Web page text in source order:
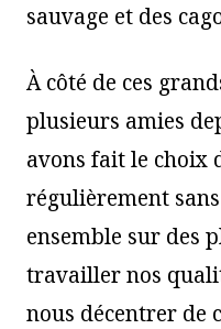
sauvage et des
À côté de ces
plusieurs amies
avons fait le choix
régulièrement
ensemble sur des
travailler nos
nous décentrer de